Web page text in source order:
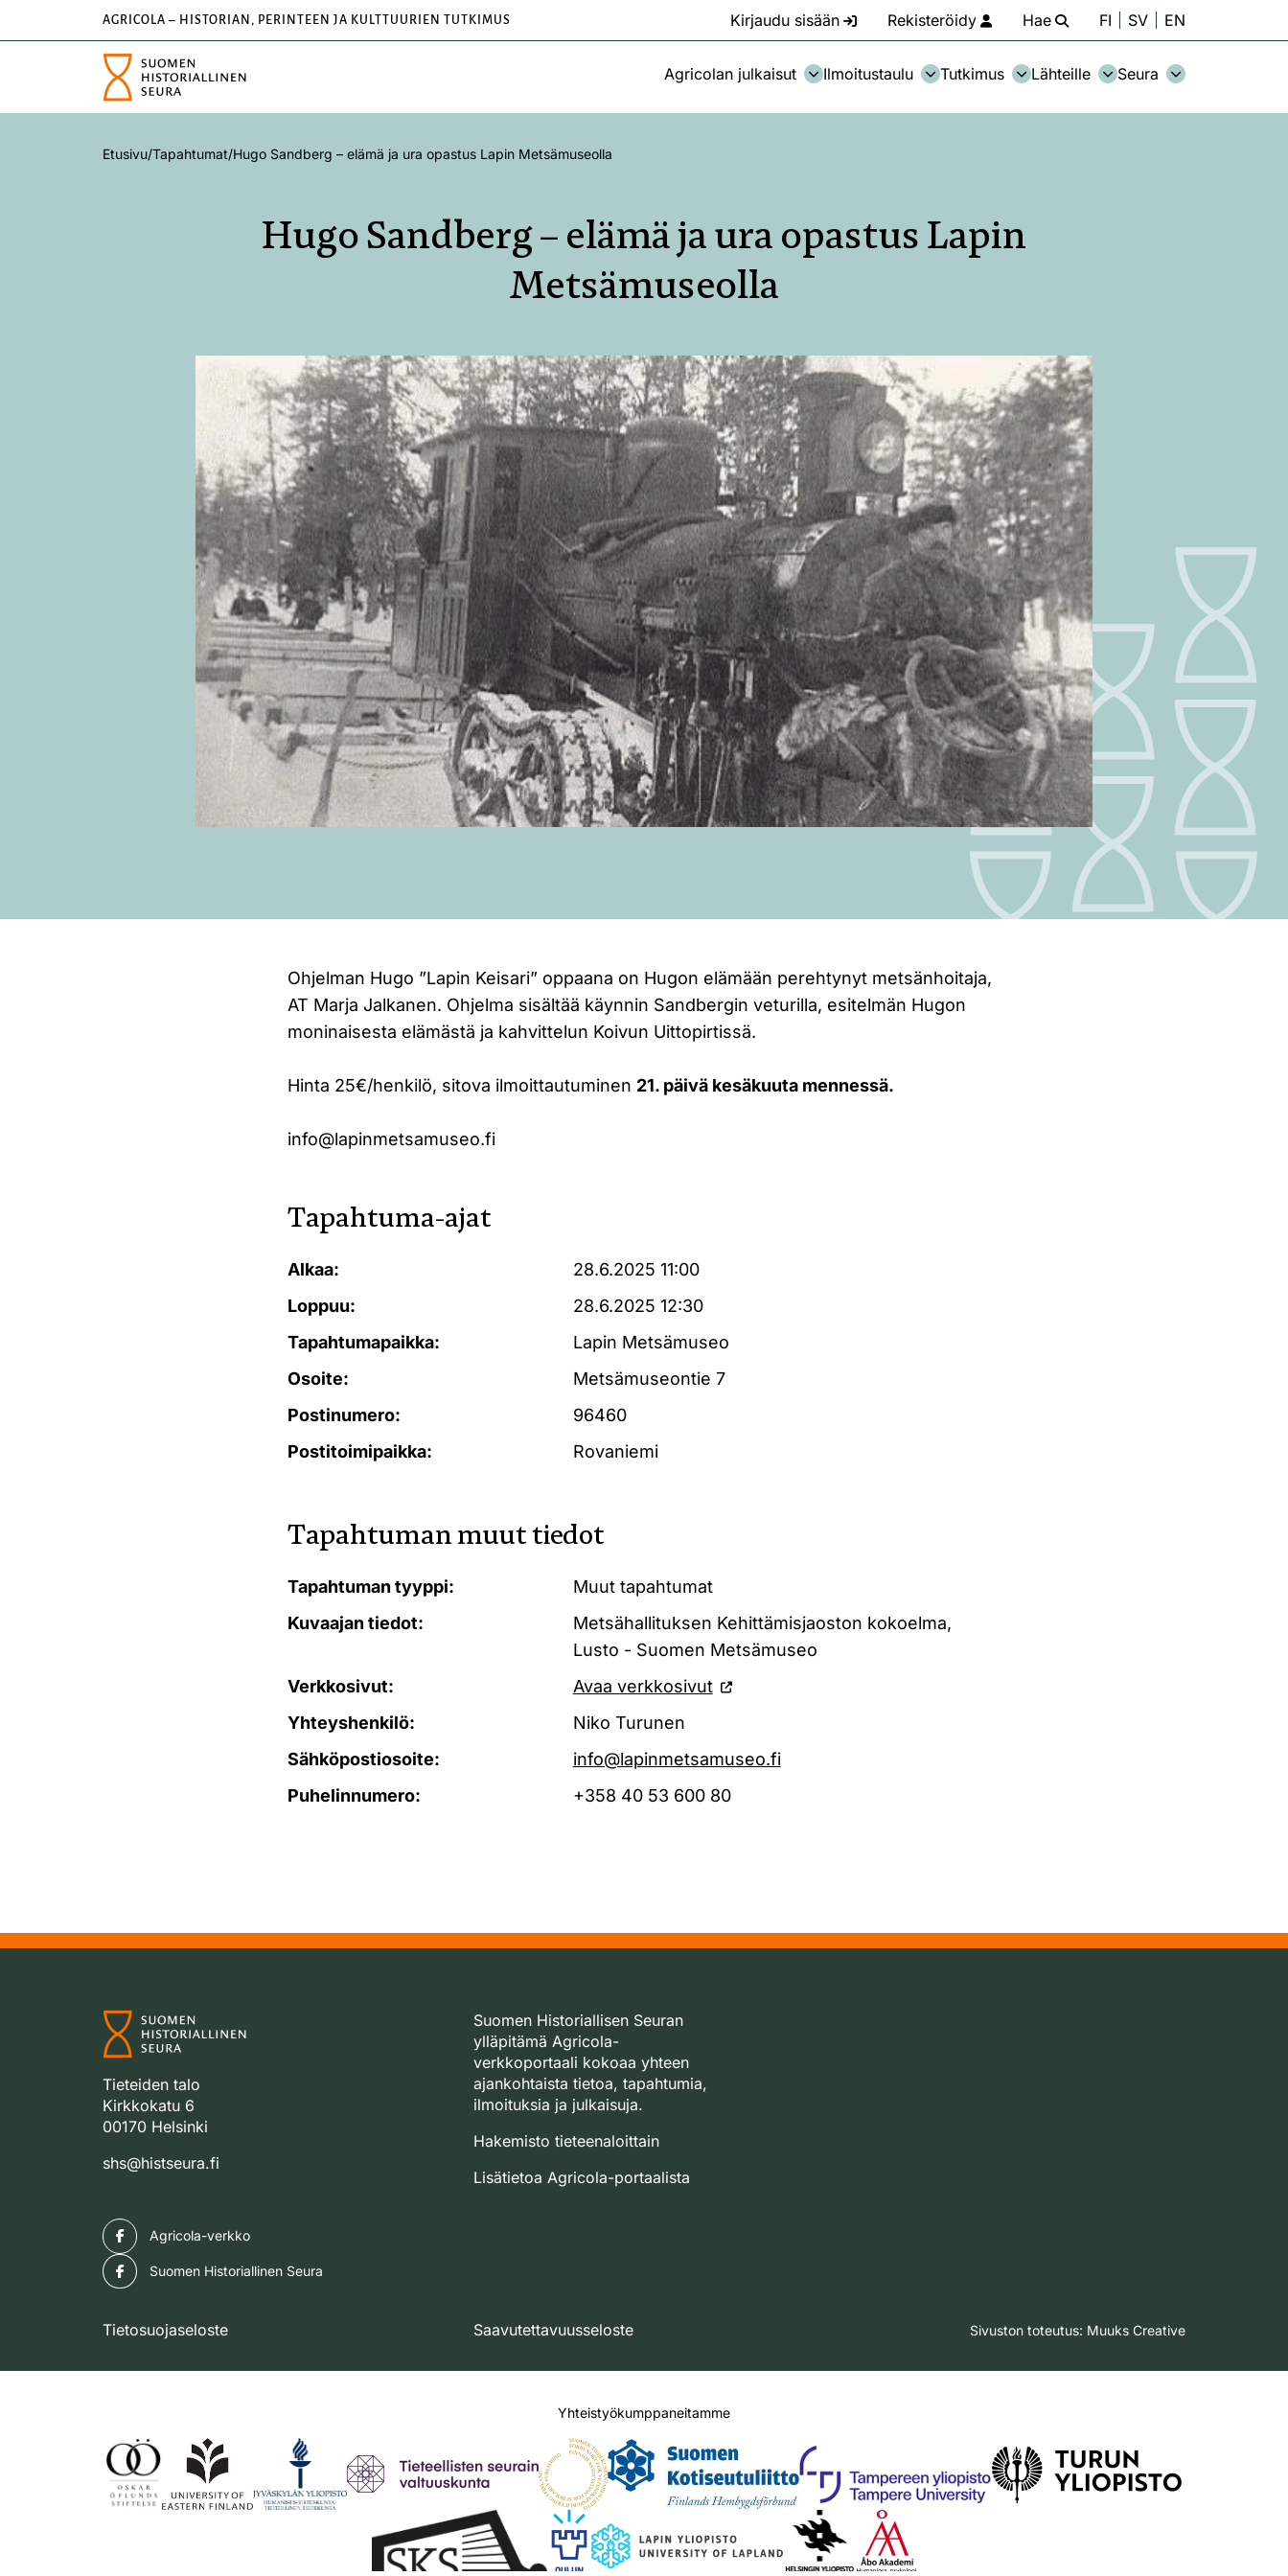
AGRICOLA – HISTORIAN, PERINTEEN JA KULTTUURIEN TUTKIMUS Kirjaudu sisään Rekisteröidy Hae FI SV EN
Agricolan julkaisut Ilmoitustaulu Tutkimus Lähteille Seura
Etusivu/Tapahtumat/Hugo Sandberg – elämä ja ura opastus Lapin Metsämuseolla
Hugo Sandberg – elämä ja ura opastus Lapin
Metsämuseolla
Ohjelman Hugo ”Lapin Keisari” oppaana on Hugon elämään perehtynyt metsänhoitaja,
AT Marja Jalkanen. Ohjelma sisältää käynnin Sandbergin veturilla, esitelmän Hugon
moninaisesta elämästä ja kahvittelun Koivun Uittopirtissä.
Hinta 25€/henkilö, sitova ilmoittautuminen 21. päivä kesäkuuta mennessä.
info@lapinmetsamuseo.fi
Tapahtuma-ajat
Alkaa:
28.6.2025 11:00
Loppuu:
28.6.2025 12:30
Tapahtumapaikka:
Lapin Metsämuseo
Osoite:
Metsämuseontie 7
Postinumero:
96460
Postitoimipaikka:
Rovaniemi
Tapahtuman muut tiedot
Tapahtuman tyyppi:
Muut tapahtumat
Kuvaajan tiedot:
Metsähallituksen Kehittämisjaoston kokoelma,
Lusto - Suomen Metsämuseo
Verkkosivut:
Avaa verkkosivut
Yhteyshenkilö:
Niko Turunen
Sähköpostiosoite:
info@lapinmetsamuseo.fi
Puhelinnumero:
+358 40 53 600 80
Tieteiden talo
Kirkkokatu 6
00170 Helsinki
shs@histseura.fi
Suomen Historiallisen Seuran
ylläpitämä Agricola-
verkkoportaali kokoaa yhteen
ajankohtaista tietoa, tapahtumia,
ilmoituksia ja julkaisuja.
Hakemisto tieteenaloittain
Lisätietoa Agricola-portaalista
Agricola-verkko
Suomen Historiallinen Seura
Tietosuojaseloste Saavutettavuusseloste Sivuston toteutus: Muuks Creative
Yhteistyökumppaneitamme